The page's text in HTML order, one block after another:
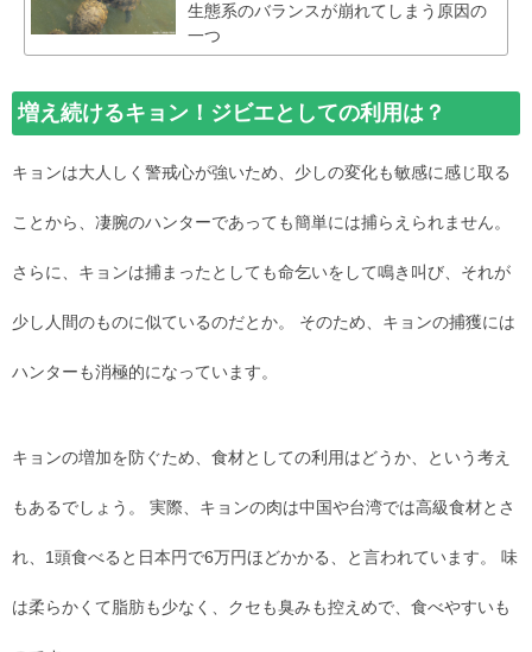
生態系のバランスが崩れてしまう原因の
一つ
増え続けるキョン！ジビエとしての利用は？
キョンは大人しく警戒心が強いため、少しの変化も敏感に感じ取る
ことから、凄腕のハンターであっても簡単には捕らえられません。
さらに、キョンは捕まったとしても命乞いをして鳴き叫び、それが
少し人間のものに似ているのだとか。 そのため、キョンの捕獲には
ハンターも消極的になっています。
キョンの増加を防ぐため、食材としての利用はどうか、という考え
もあるでしょう。 実際、キョンの肉は中国や台湾では高級食材とさ
れ、1頭食べると日本円で6万円ほどかかる、と言われています。 味
は柔らかくて脂肪も少なく、クセも臭みも控えめで、食べやすいも